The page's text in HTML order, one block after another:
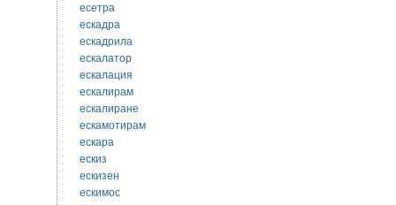
есетра
ескадра
ескадрила
ескалатор
ескалация
ескалирам
ескалиране
ескамотирам
ескара
ескиз
ескизен
ескимос